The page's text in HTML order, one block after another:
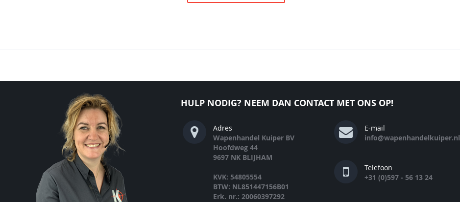
HULP NODIG? NEEM DAN CONTACT MET ONS OP!
Adres
Wapenhandel Kuiper BV
Hoofdweg 44
9697 NK BLIJHAM
KVK: 54805554
BTW: NL851447156B01
Erk. nr.: 20060397292
E-mail
info@wapenhandelkuiper.nl
Telefoon
+31 (0)597 - 56 13 24